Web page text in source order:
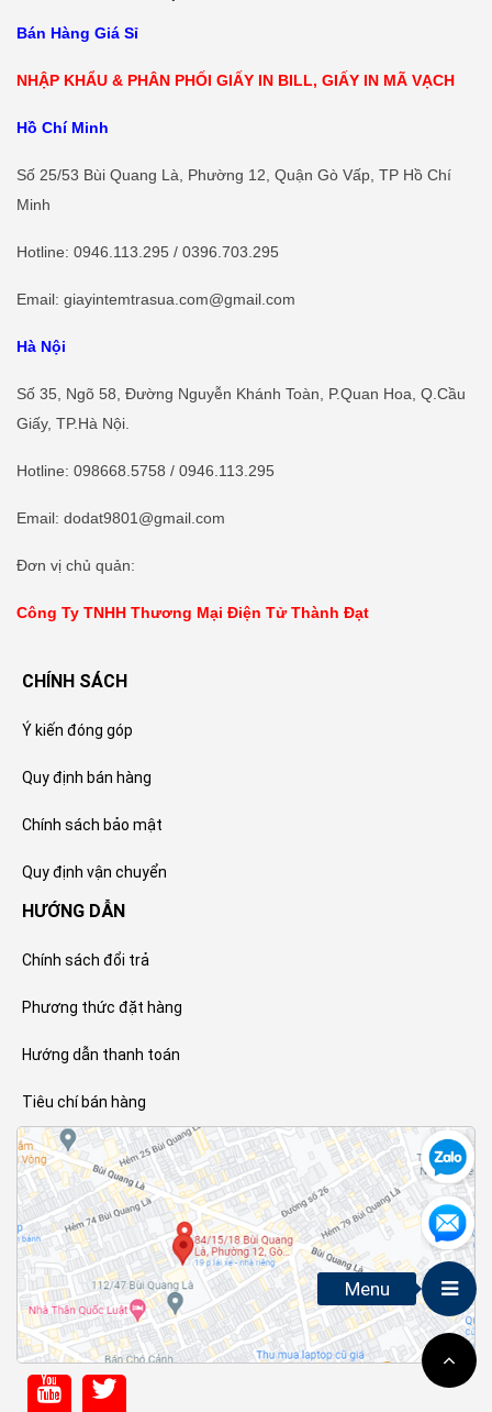
Bán Hàng Giá Sỉ
NHẬP KHẨU & PHÂN PHỐI GIẤY IN BILL, GIẤY IN MÃ VẠCH
Hồ Chí Minh
Số 25/53 Bùi Quang Là, Phường 12, Quận Gò Vấp, TP Hồ Chí
Minh
Hotline: 0946.113.295 / 0396.703.295
Email: giayintemtrasua.com@gmail.com
Hà Nội
Số 35, Ngõ 58, Đường Nguyễn Khánh Toàn, P.Quan Hoa, Q.Cầu
Giấy, TP.Hà Nội.
Hotline: 098668.5758 / 0946.113.295
Email: dodat9801@gmail.com
Đơn vị chủ quản:
Công Ty TNHH Thương Mại Điện Tử Thành Đạt
CHÍNH SÁCH
Ý kiến đóng góp
Quy định bán hàng
Chính sách bảo mật
Quy định vận chuyển
HƯỚNG DẪN
Chính sách đổi trả
Phương thức đặt hàng
Hướng dẫn thanh toán
Tiêu chí bán hàng
Menu